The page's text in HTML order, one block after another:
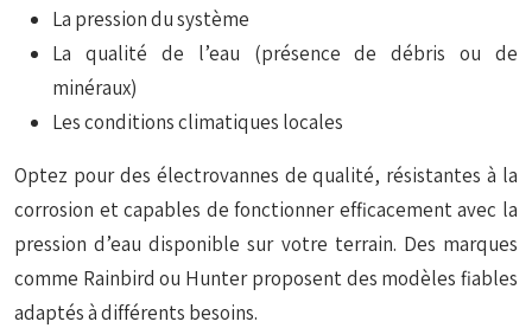
La pression du système
La qualité de l’eau (présence de débris ou de
minéraux)
Les conditions climatiques locales
Optez pour des électrovannes de qualité, résistantes à la
corrosion et capables de fonctionner efficacement avec la
pression d’eau disponible sur votre terrain. Des marques
comme Rainbird ou Hunterproposent des modèles fiables
adaptés à différents besoins.